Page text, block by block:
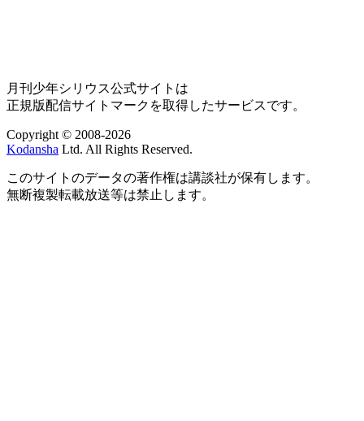
月刊少年シリウス公式サイトは
正規版配信サイトマークを取得したサービスです。
Copyright © 2008-2026
Kodansha Ltd. All Rights Reserved.
このサイトのデータの著作権は講談社が保有します。
無断複製転載放送等は禁止します。